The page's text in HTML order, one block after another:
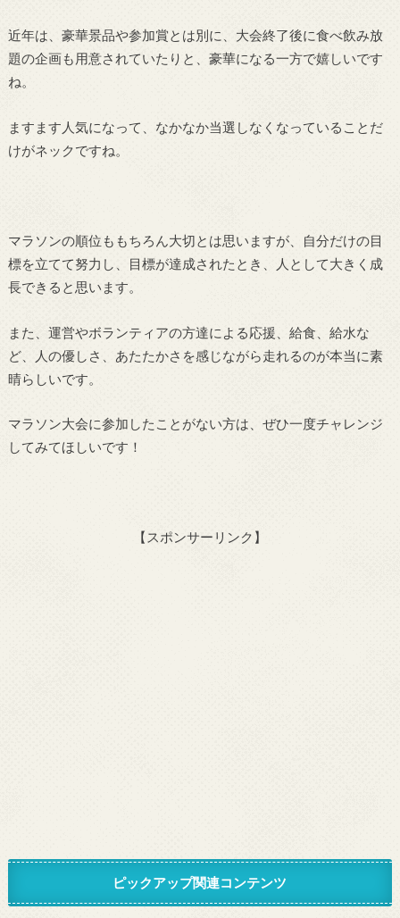
近年は、豪華景品や参加賞とは別に、大会終了後に食べ飲み放
題の企画も用意されていたりと、豪華になる一方で嬉しいです
ね。
ますます人気になって、なかなか当選しなくなっていることだ
けがネックですね。
マラソンの順位ももちろん大切とは思いますが、自分だけの目
標を立てて努力し、目標が達成されたとき、人として大きく成
長できると思います。
また、運営やボランティアの方達による応援、給食、給水な
ど、人の優しさ、あたたかさを感じながら走れるのが本当に素
晴らしいです。
マラソン大会に参加したことがない方は、ぜひ一度チャレンジ
してみてほしいです！
【スポンサーリンク】
ピックアップ関連コンテンツ